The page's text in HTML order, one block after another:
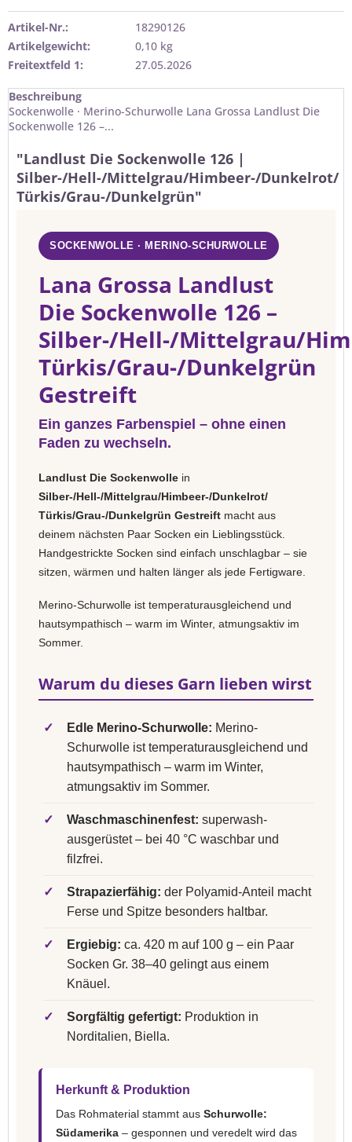
Artikel-Nr.:
18290126
Artikelgewicht:
0,10 kg
Freitextfeld 1:
27.05.2026
Beschreibung
Sockenwolle · Merino-Schurwolle Lana Grossa Landlust Die
Sockenwolle 126 –...
"Landlust Die Sockenwolle 126 |
Silber-/Hell-/Mittelgrau/Himbeer-/Dunkelrot/
Türkis/Grau-/Dunkelgrün"
SOCKENWOLLE · MERINO-SCHURWOLLE
Lana Grossa Landlust
Die Sockenwolle 126 –
Silber-/Hell-/Mittelgrau/
Türkis/Grau-/Dunkelgrün
Gestreift
Ein ganzes Farbenspiel – ohne einen
Faden zu wechseln.
Landlust Die Sockenwolle in
Silber-/Hell-/Mittelgrau/Himbeer-/Dunkelrot/
Türkis/Grau-/Dunkelgrün Gestreift macht aus
deinem nächsten Paar Socken ein Lieblingsstück.
Handgestrickte Socken sind einfach unschlagbar – sie
sitzen, wärmen und halten länger als jede Fertigware.
Merino-Schurwolle ist temperaturausgleichend und
hautsympathisch – warm im Winter, atmungsaktiv im
Sommer.
Warum du dieses Garn lieben wirst
✓ Edle Merino-Schurwolle: Merino-
Schurwolle ist temperaturausgleichend und
hautsympathisch – warm im Winter,
atmungsaktiv im Sommer.
✓ Waschmaschinenfest: superwash-
ausgerüstet – bei 40 °C waschbar und
filzfrei.
✓ Strapazierfähig: der Polyamid-Anteil macht
Ferse und Spitze besonders haltbar.
✓ Ergiebig: ca. 420 m auf 100 g – ein Paar
Socken Gr. 38–40 gelingt aus einem
Knäuel.
✓ Sorgfältig gefertigt: Produktion in
Norditalien, Biella.
Herkunft & Produktion
Das Rohmaterial stammt aus Schurwolle:
Südamerika – gesponnen und veredelt wird das